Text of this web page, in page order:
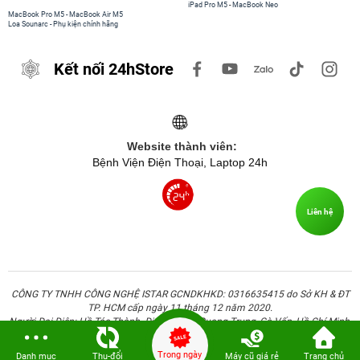
2. Thiết kế
iPad Pro M5 - MacBook Neo
MacBook Pro M5 - MacBook Air M5
Loa Sounarc - Phụ kiện chính hãng
Kết nối 24hStore
Website thành viên:
Bệnh Viện Điện Thoại, Laptop 24h
CÔNG TY TNHH CÔNG NGHỆ ISTAR GCNDKHKD: 0316635415 do Sở KH & ĐT
TP. HCM cấp ngày 11 tháng 12 năm 2020.
Người Đại Diện: Hồ Tác Thành. Địa chỉ: 389 Quang Trung, Gò Vấp, Hồ Chí Minh.
Danh mục Thu-đổi Trong ngày Máy cũ giá rẻ Trang chủ
Liên hệ